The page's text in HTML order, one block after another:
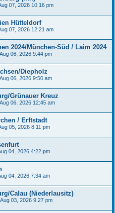
07, 2026 10:16 pm
Hütteldorf
07, 2026 12:21 am
2024/München-Süd / Laim 2024
06, 2026 9:44 pm
Diepholz
06, 2026 9:50 am
Grünauer Kreuz
06, 2026 12:45 am
/ Erftstadt
05, 2026 8:11 pm
04, 2026 4:22 pm
04, 2026 7:34 am
Calau (Niederlausitz)
03, 2026 9:27 pm